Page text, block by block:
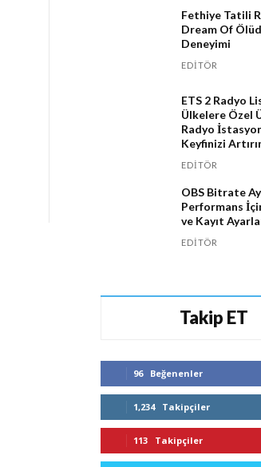
Fethiye Tatili
Dream Of
Deneyimi
EDITÖR
ETS 2 Radyo
Ülkelere Özel
Radyo
Keyfinizi
EDITÖR
OBS Bitrate
Performans
ve Kayıt
EDITÖR
Takip ET
96 Beğenenler
1,234 Takipçiler
113 Takipçiler